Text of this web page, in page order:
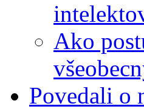
Ako
Povedali o